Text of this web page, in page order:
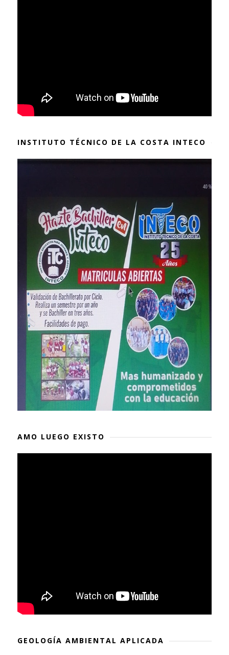
INSTITUTO TÉCNICO DE LA COSTA INTECO
AMO LUEGO EXISTO
GEOLOGÍA AMBIENTAL APLICADA